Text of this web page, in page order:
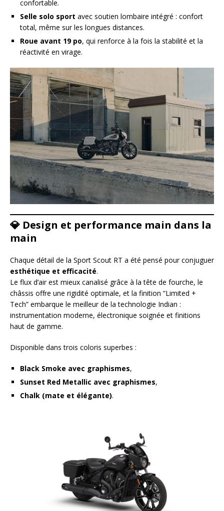
confortable.
Selle solo sport avec soutien lombaire intégré : confort
total, même sur les longues distances.
Roue avant 19 po, qui renforce à la fois la stabilité et la
réactivité en virage.
💎 Design et performance main dans la
main
Chaque détail de la Sport Scout RT a été pensé pour conjuguer
esthétique et efficacité.
Le flux d’air est mieux canalisé grâce à la tête de fourche, le
châssis offre une rigidité optimale, et la finition “Limited +
Tech” embarque le meilleur de la technologie Indian :
instrumentation moderne, électronique soignée et finitions
haut de gamme.
Disponible dans trois coloris superbes :
Black Smoke avec graphismes,
Sunset Red Metallic avec graphismes,
Chalk (mate et élégante).